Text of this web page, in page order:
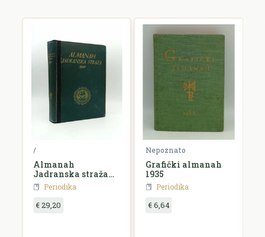
/
Almanah
Jadranska straža
za 1927. godinu
Periodika
€ 29,20
Nepoznato
Grafički almanah
1935
Periodika
€ 6,64